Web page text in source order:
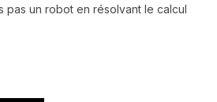
un robot en résolvant le calcul